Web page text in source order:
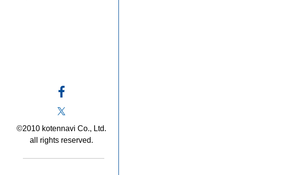
©2010 kotennavi Co., Ltd.
all rights reserved.